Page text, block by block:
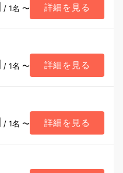
/ 1名 〜 詳細を見る
/ 1名 〜 詳細を見る
/ 1名 〜 詳細を見る